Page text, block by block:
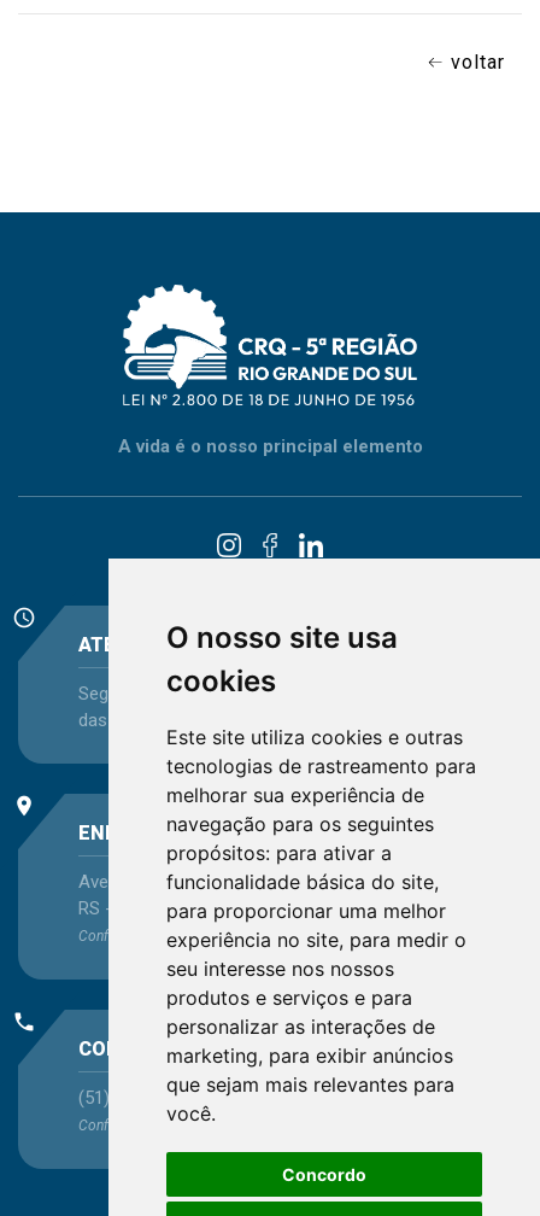
O nosso site usa
cookies
Este site utiliza cookies e outras
tecnologias de rastreamento para
melhorar sua experiência de
navegação para os seguintes
propósitos: para ativar a
funcionalidade básica do site,
para proporcionar uma melhor
experiência no site, para medir o
seu interesse nos nossos
produtos e serviços e para
personalizar as interações de
marketing, para exibir anúncios
que sejam mais relevantes para
você.
Concordo
voltar
A vida é o nosso principal elemento
schedule
ATENDIMENTO
Segunda-feira a Sexta-feira - das 08:30 às 12:15 e
das 13:30 às 16:45
place
ENDEREÇO
Avenida Itaqui, 45, Bairro Petrópolis, Porto Alegre -
RS - CEP 90460-140
Confira as demaislocalizações no Estado
phone
CONTATO
(51) 3330-5659
Confira os e-mailsaqui